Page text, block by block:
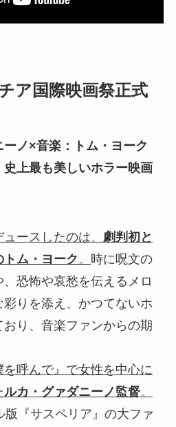
ア国際映画祭正式
ノ×音楽：トム・ヨーク
史上最も美しいホラー映画
ースしたのは、 劇判初と
ム・ヨーク 。 時に呪文の
恐怖や哀愁を伝えるメロ
りを添え、かつてないホ
り、音楽ファンからの期
を呼んで』で女性を中心に
ルカ・グァダニーノ監督。
版『サスペリア』の大ファ